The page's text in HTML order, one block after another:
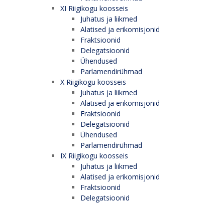
XI Riigikogu koosseis
Juhatus ja liikmed
Alatised ja erikomisjonid
Fraktsioonid
Delegatsioonid
Ühendused
Parlamendirühmad
X Riigikogu koosseis
Juhatus ja liikmed
Alatised ja erikomisjonid
Fraktsioonid
Delegatsioonid
Ühendused
Parlamendirühmad
IX Riigikogu koosseis
Juhatus ja liikmed
Alatised ja erikomisjonid
Fraktsioonid
Delegatsioonid